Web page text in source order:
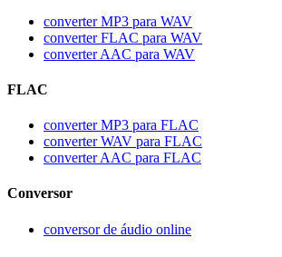
converter MP3 para WAV
converter FLAC para WAV
converter AAC para WAV
FLAC
converter MP3 para FLAC
converter WAV para FLAC
converter AAC para FLAC
Conversor
conversor de áudio online